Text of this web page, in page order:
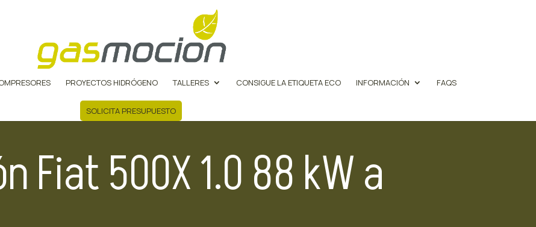
PROYECTOS HIDRÓGENO TALLERES CONSIGUE LA ETIQUETA ECO INFORMACIÓN FAQS
SOLICITA PRESUPUESTO
Fiat 500X 1.0 88 kW a